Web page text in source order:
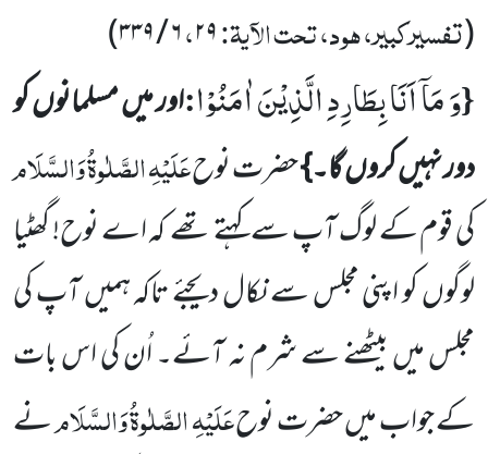
(تفسیرکبیر، ہود، تحت الآیۃ:۲۹،۶/۳۳۹)
{وَ مَاۤ اَنَا بِطَارِدِ الَّذِیْنَ اٰمَنُوْا:اور میں مسلمانوں کو
دور نہیں کروں گا۔}حضرت نوحعَلَیْہِ الصَّلٰوۃُ وَالسَّلَام
کی قوم کے لوگآپ سے کہتے تھےکہ اے نوح! گھٹیا
لوگوں کو اپنی مجلس سے نکال دیجئے تاکہ ہمیں آپ کی
مجلس میں بیٹھنے سے شرم نہ آئے۔اُن کی اس بات
کے جواب میں حضرت نوحعَلَیْہِ الصَّلٰوۃُ وَالسَّلَامنے